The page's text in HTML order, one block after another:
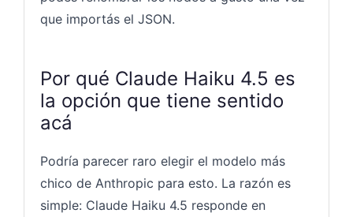
que importás el JSON.
Por qué Claude Haiku 4.5 es
la opción que tiene sentido
acá
Podría parecer raro elegir el modelo más
chico de Anthropic para esto. La razón es
simple: Claude Haiku 4.5 responde en